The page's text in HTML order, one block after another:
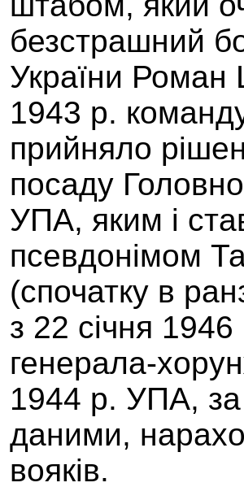
безстрашний
України
1943 р.
прийняло
посаду
УПА, яким і
псевдонімом
(спочатку в
з 22 січня
генерала-
1944 р. УПА,
даними,
вояків.